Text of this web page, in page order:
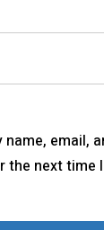
name, email,
the next time